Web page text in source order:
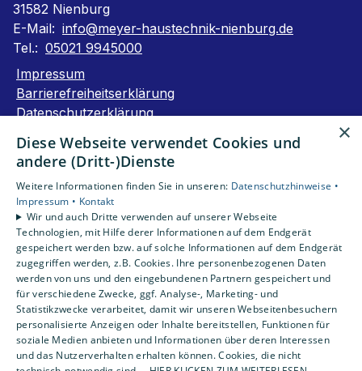
31582 Nienburg
E-Mail: info@meyer-haustechnik-nienburg.de
Tel.: 05021 9945000
Impressum
Barrierefreiheitserklärung
Datenschutzerklärung
Unsere Bereiche
Privatkunden
Gewerbekunden
Karriere
Unternehmen
Kontakt
×
Diese Webseite verwendet Cookies und
andere (Dritt-)Dienste
Weitere Informationen finden Sie in unseren: Datenschutzhinweise •
Impressum • Kontakt
Wir und auch Dritte verwenden auf unserer Webseite
Technologien, mit Hilfe derer Informationen auf dem Endgerät
gespeichert werden bzw. auf solche Informationen auf dem Endgerät
zugegriffen werden, z.B. Cookies. Ihre personenbezogenen Daten
werden von uns und den eingebundenen Partnern gespeichert und
für verschiedene Zwecke, ggf. Analyse-, Marketing- und
Statistikzwecke verarbeitet, damit wir unseren Webseitenbesuchern
personalisierte Anzeigen oder Inhalte bereitstellen, Funktionen für
soziale Medien anbieten und Informationen über deren Interessen
und das Nutzerverhalten erhalten können. Cookies, die nicht